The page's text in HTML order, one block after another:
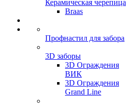
Керамическая черепица
Braas
Профнастил для забора
3D заборы
3D Ограждения
ВИК
3D Ограждения
Grand Line